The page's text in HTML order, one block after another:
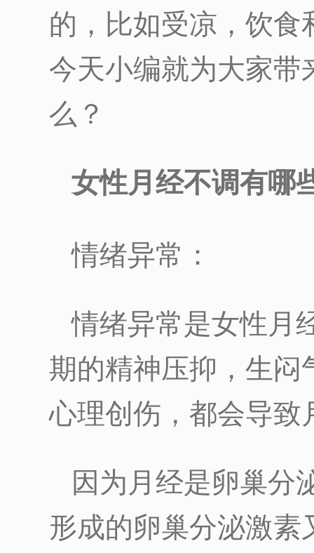
的，比如受凉，饮食
今天小编就为大家带
么？
女性月经不调有哪
情绪异常：
情绪异常是女性月
期的精神压抑，生闷
心理创伤，都会导致
因为月经是卵巢分
形成的卵巢分泌激素